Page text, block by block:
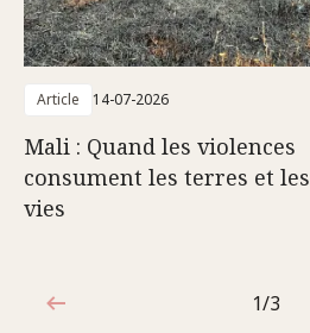
Article 14-07-2026
Mali : Quand les violences
consument les terres et les
vies
1sur3
1/3